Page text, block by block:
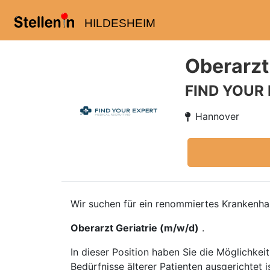
HILDESHEIM
FIND YOUR
Hannover
Wir suchen für ein renommiertes
Oberarzt Geriatrie (m/w/d) .
In dieser Position haben Sie die
Bedürfnisse älterer Patienten ausgerichtet